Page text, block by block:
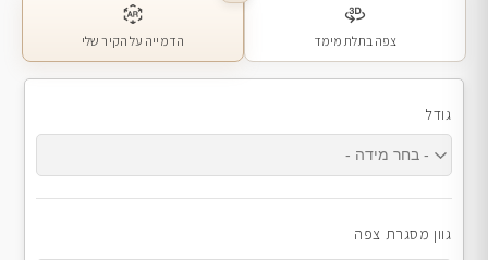
צפה בתלת מימד הדמייה על הקיר שלי
גודל
גוון מסגרת צפה